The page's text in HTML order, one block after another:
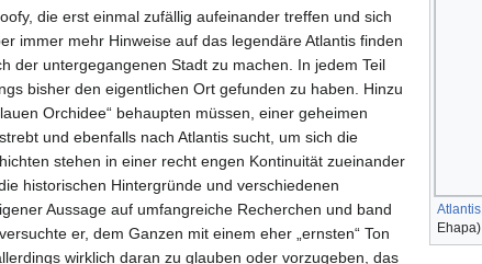
Atlantis
Ehapa)
die erst einmal zufällig aufeinander treffen und sich
immer mehr Hinweise auf das legendäre Atlantis finden
der untergegangenen Stadt zu machen. In jedem Teil
bisher den eigentlichen Ort gefunden zu haben. Hinzu
Orchidee“ behaupten müssen, einer geheimen
und ebenfalls nach Atlantis sucht, um sich die
stehen in einer recht engen Kontinuität zueinander
historischen Hintergründe und verschiedenen
Aussage auf umfangreiche Recherchen und band
er, dem Ganzen mit einem eher „ernsten“ Ton
wirklich daran zu glauben oder vorzugeben, das